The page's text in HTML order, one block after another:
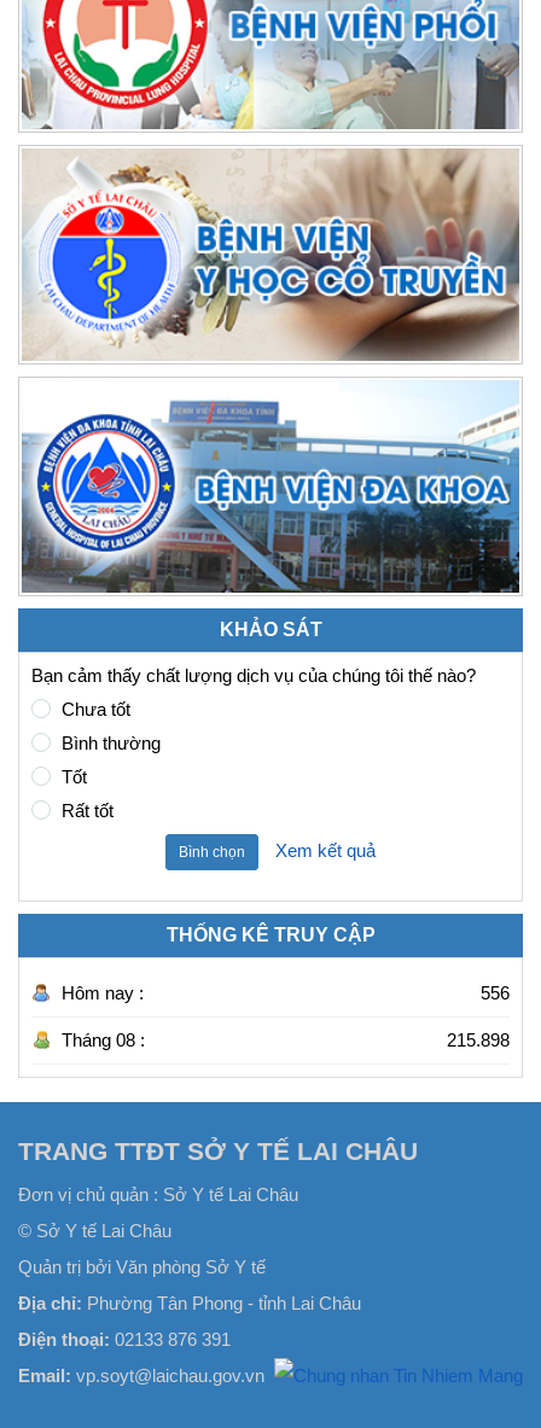
KHẢO SÁT
Bạn cảm thấy chất lượng dịch vụ của chúng tôi thế nào?
Chưa tốt
Bình thường
Tốt
Rất tốt
Bình chọn Xem kết quả
THỐNG KÊ TRUY CẬP
Hôm nay : 556
Tháng 08 : 215.898
TRANG TTĐT SỞ Y TẾ LAI CHÂU
Đơn vị chủ quản : Sở Y tế Lai Châu
© Sở Y tế Lai Châu
Quản trị bởi Văn phòng Sở Y tế
Địa chỉ: Phường Tân Phong - tỉnh Lai Châu
Điện thoại: 02133 876 391
Email: vp.soyt@laichau.gov.vn